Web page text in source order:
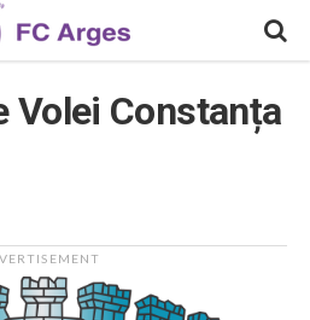
Volei Constanța